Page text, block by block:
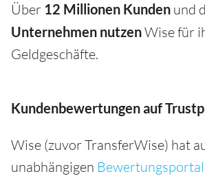
Über 12 Millionen Kunden und
Unternehmen nutzenWise für
Geldgeschäfte.
Kundenbewertungen auf
Wise (zuvor TransferWise) hat
unabhängigen